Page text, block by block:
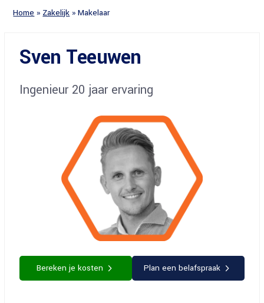
Home » Zakelijk »Makelaar
Sven Teeuwen
Ingenieur 20 jaar ervaring
Bereken je kosten Plan een belafspraak